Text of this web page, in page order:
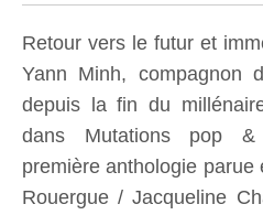
Retour vers le futur et
Yann Minh, compagnon
depuis la fin du
dans Mutations pop
première anthologie parue
Rouergue / Jacqueline